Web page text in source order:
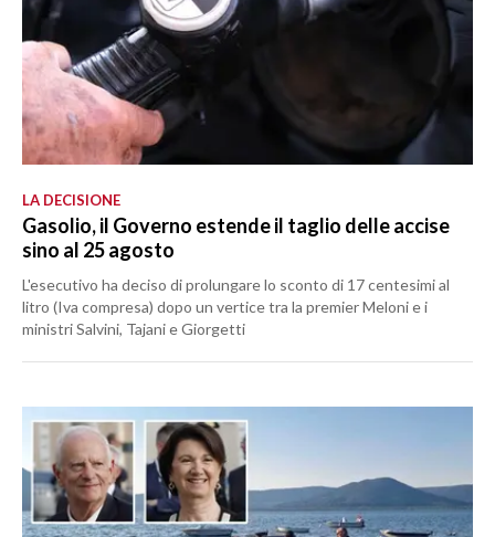
LA DECISIONE
Gasolio, il Governo estende il taglio delle accise
sino al 25 agosto
L'esecutivo ha deciso di prolungare lo sconto di 17 centesimi al
litro (Iva compresa) dopo un vertice tra la premier Meloni e i
ministri Salvini, Tajani e Giorgetti